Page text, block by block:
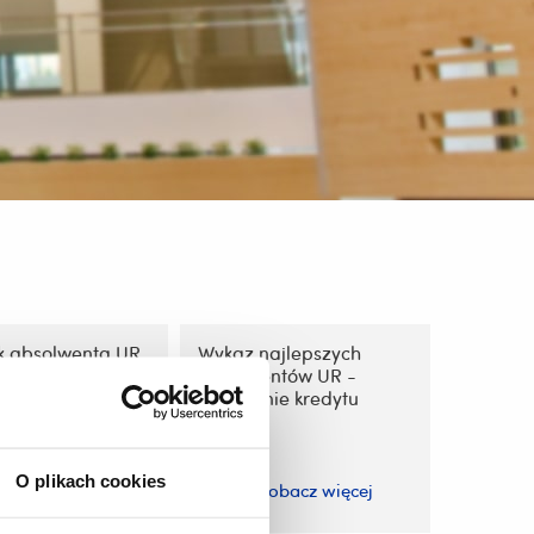
O plikach cookies
absolwenta UR
zobacz więcej
Wykaz najlepszych
absolwentów UR -
umorzenie kredytu
zobacz więcej